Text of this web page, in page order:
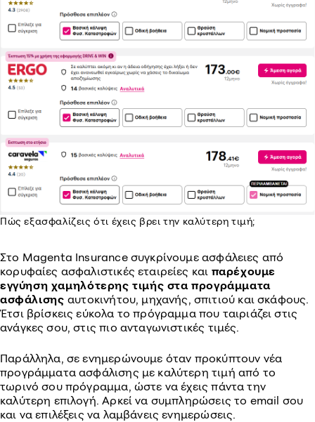
Πώς εξασφαλίζεις ότι έχεις βρει την καλύτερη τιμή;
Στο Magenta Insurance συγκρίνουμε ασφάλειες από
κορυφαίες ασφαλιστικές εταιρείες και παρέχουμε
εγγύηση χαμηλότερης τιμής στα προγράμματα
ασφάλισηςαυτοκινήτου, μηχανής, σπιτιού και σκάφους.
Έτσι βρίσκεις εύκολα το πρόγραμμα που ταιριάζει στις
ανάγκες σου, στις πιο ανταγωνιστικές τιμές.
Παράλληλα, σε ενημερώνουμε όταν προκύπτουν νέα
προγράμματα ασφάλισης με καλύτερη τιμή από το
τωρινό σου πρόγραμμα, ώστε να έχεις πάντα την
καλύτερη επιλογή. Αρκεί να συμπληρώσεις το email σου
και να επιλέξεις να λαμβάνεις ενημερώσεις.